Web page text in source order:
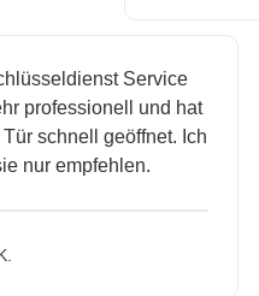
Service
und hat
schnell geöffnet. Ich
empfehlen.